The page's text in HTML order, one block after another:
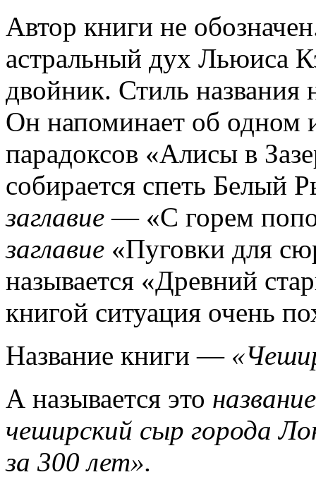
Автор книги не
астральный дух Льюиса
двойник. Стиль названия
Он напоминает об одном
парадоксов «Алисы в
собирается спеть Белый
заглавие — «С горем
заглавие «Пуговки для
называется «Древний
книгой ситуация очень
Название книги —
А называется это название
чеширский сыр города
за 300 лет».